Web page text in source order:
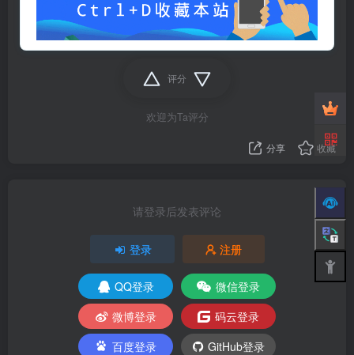
评分
欢迎为Ta评分
分享 收藏
请登录后发表评论
登录 注册
QQ登录
微信登录
微博登录
码云登录
百度登录
GitHub登录